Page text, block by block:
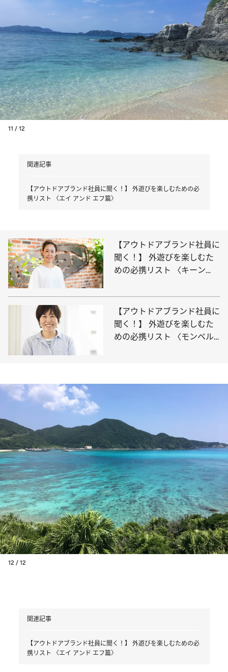
11 / 12
関連記事
【アウトドアブランド社員に聞く！】 外遊びを楽しむための必
携リスト 〈エイ アンド エフ篇〉
【アウトドアブランド社員に
聞く！】 外遊びを楽しむた
めの必携リスト 〈キーン
【アウトドアブランド社員に
聞く！】 外遊びを楽しむた
めの必携リスト 〈モンベル
12 / 12
関連記事
【アウトドアブランド社員に聞く！】 外遊びを楽しむための必
携リスト 〈エイ アンド エフ篇〉